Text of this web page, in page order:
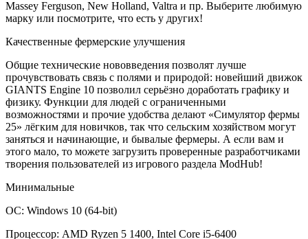
Massey Ferguson, New Holland, Valtra и пр. Выберите любимую
марку или посмотрите, что есть у других!
Качественные фермерские улучшения
Общие технические нововведения позволят лучше
прочувствовать связь с полями и природой: новейший движок
GIANTS Engine 10 позволил серьёзно доработать графику и
физику. Функции для людей с ограниченными
возможностями и прочие удобства делают «Симулятор фермы
25» лёгким для новичков, так что сельским хозяйством могут
заняться и начинающие, и бывалые фермеры. А если вам и
этого мало, то можете загрузить проверенные разработчиками
творения пользователей из игрового раздела ModHub!
Минимальные
ОС: Windows 10 (64-bit)
Процессор: AMD Ryzen 5 1400, Intel Core i5-6400